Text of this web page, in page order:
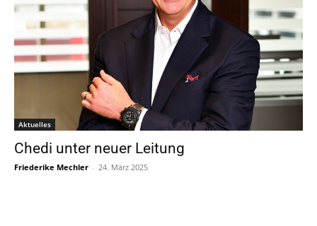
Aktuelles
Chedi unter neuer Leitung
Friederike Mechler - 24. März 2025